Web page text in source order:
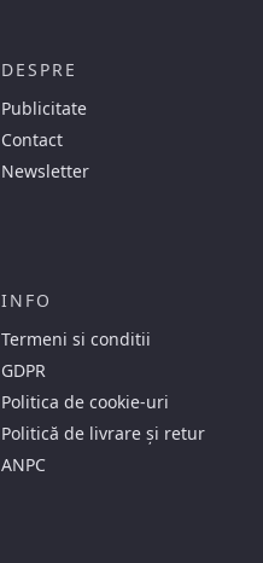
DESPRE
Publicitate
Contact
Newsletter
INFO
Termeni si conditii
GDPR
Politica de cookie-uri
Politică de livrare și retur
ANPC